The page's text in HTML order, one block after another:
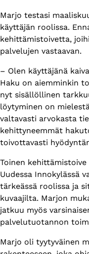
Marjo testasi
käyttäjän roolissa.
kehittämistoivetta,
palvelujen vastaavan.
– Olen käyttäjänä
Haku on aiemminkin
nyt sisällöllinen
löytyminen on
valtavasti arvokasta
kehittyneemmät
toivottavasti
Toinen
Uudessa Innokylässä
tärkeässä roolissa ja
kuvaajilta. Marjon
jatkuu myös
palvelutuotannon
Marjo oli tyytyväinen